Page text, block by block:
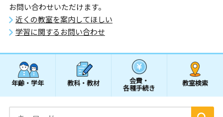
お問い合わせいただけます。
近くの教室を案内してほしい
学習に関するお問い合わせ
年齢・学年 教科・教材 会費・
各種手続き
教室検索